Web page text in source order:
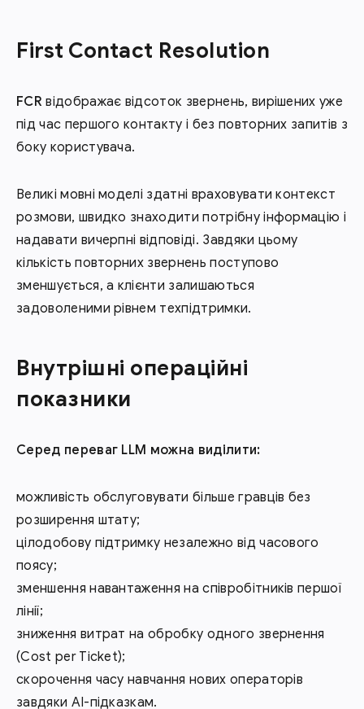
First Contact Resolution
FCRвідображає відсоток звернень, вирішених уже
під час першого контакту і без повторних запитів з
боку користувача.
Великі мовні моделі здатні враховувати контекст
розмови, швидко знаходити потрібну інформацію і
надавати вичерпні відповіді. Завдяки цьому
кількість повторних звернень поступово
зменшується, а клієнти залишаються
задоволеними рівнем техпідтримки.
Внутрішні операційні
показники
Серед переваг LLM можна виділити:
можливість обслуговувати більше гравців без
розширення штату;
цілодобову підтримку незалежно від часового
поясу;
зменшення навантаження на співробітників першої
лінії;
зниження витрат на обробку одного звернення
(Cost per Ticket);
скорочення часу навчання нових операторів
завдяки AI-підказкам.